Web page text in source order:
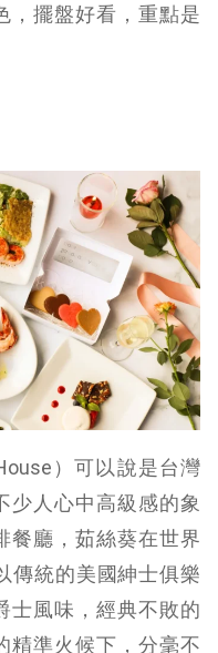
，擺盤好看，重點是
）可以說是台灣
少人心中高級感的象
餐廳，茹絲葵在世界
傳統的美國紳士俱樂
士風味，經典不敗的
精準火候下，分毫不